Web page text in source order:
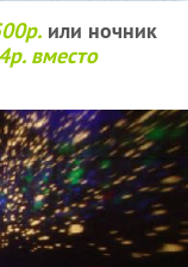
или ночник
вместо